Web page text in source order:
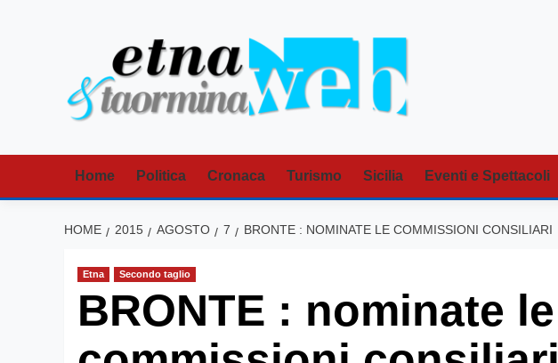
Home Politica Cronaca Turismo Sicilia Eventi e Spettacoli
HOME 2015 AGOSTO 7 BRONTE : NOMINATE LE COMMISSIONI CONSILIARI
Etna Secondo taglio
BRONTE : nominate le